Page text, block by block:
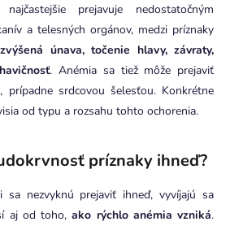
prejavuje nedostatočným
a telesných orgánov, medzi príznaky
únava, točenie hlavy, závraty,
. Anémia sa tiež môže prejaviť
prípadne srdcovou šelesťou. Konkrétne
od typu a rozsahu tohto ochorenia.
príznaky ihneď?
sa nezvyknú prejaviť ihneď, vyvíjajú sa
aj od toho,ako rýchlo anémia vzniká.